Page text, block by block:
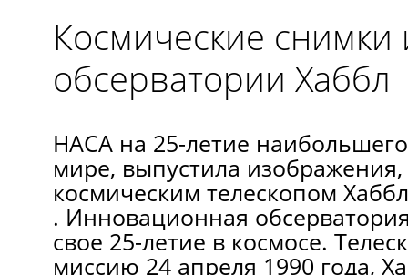
Космические снимки
обсерватории Хаббл
НАСА на 25-летие
мире, выпустила
космическим телескопом
. Инновационная
свое 25-летие в космосе.
миссию 24 апреля 1990 года,